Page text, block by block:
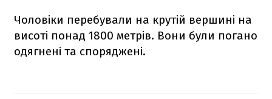
Чоловіки перебували на крутій вершині на
висоті понад 1800 метрів. Вони були погано
одягнені та споряджені.